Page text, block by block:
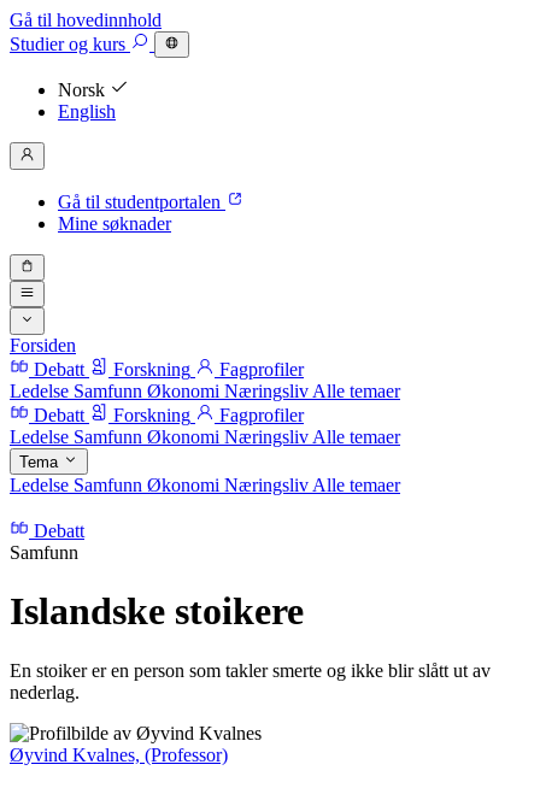
Gå til hovedinnhold
Studierog kurs
Norsk
English
Gå til studentportalen
Mine søknader
Forsiden
Debatt
Forskning
Fagprofiler
Ledelse Samfunn Økonomi Næringsliv Alle temaer
Debatt
Forskning
Fagprofiler
Ledelse Samfunn Økonomi Næringsliv Alle temaer
Tema
Ledelse Samfunn Økonomi Næringsliv Alle temaer
Debatt
Samfunn
Islandske stoikere
En stoiker er en person som takler smerte og ikke blir slått ut av
nederlag.
Øyvind Kvalnes, (Professor)